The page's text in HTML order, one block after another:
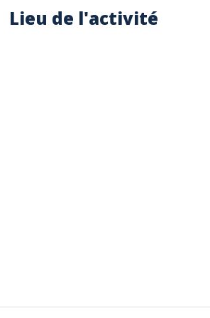
Lieu de l'activité